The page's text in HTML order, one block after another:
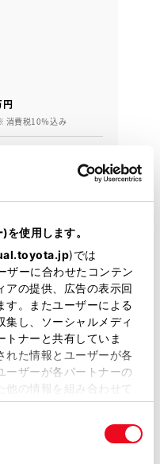
使用します。
)では
ーに合わせたコンテン
アの提供、広告の表示回
す。またユーザーによる
し、ソーシャルメディ
トナーと共有していま
れた情報とユーザーが各
ーザーが各パートナーの
他の情報を組み合わせて
サイトの使用を続行する
消費税10％込み
車検整備付
ングラン保証付
イブリッド保証付
わせ